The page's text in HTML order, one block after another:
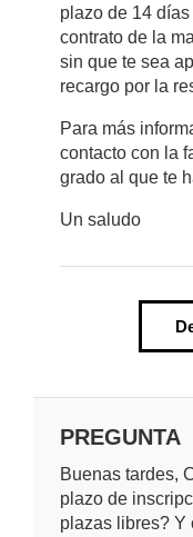
plazo de 14
contrato de la
sin que te sea
recargo por la
Para más
contacto con la
grado al que te
Un saludo
PREGUNTA
Buenas tardes,
plazo de
plazas libres? Y